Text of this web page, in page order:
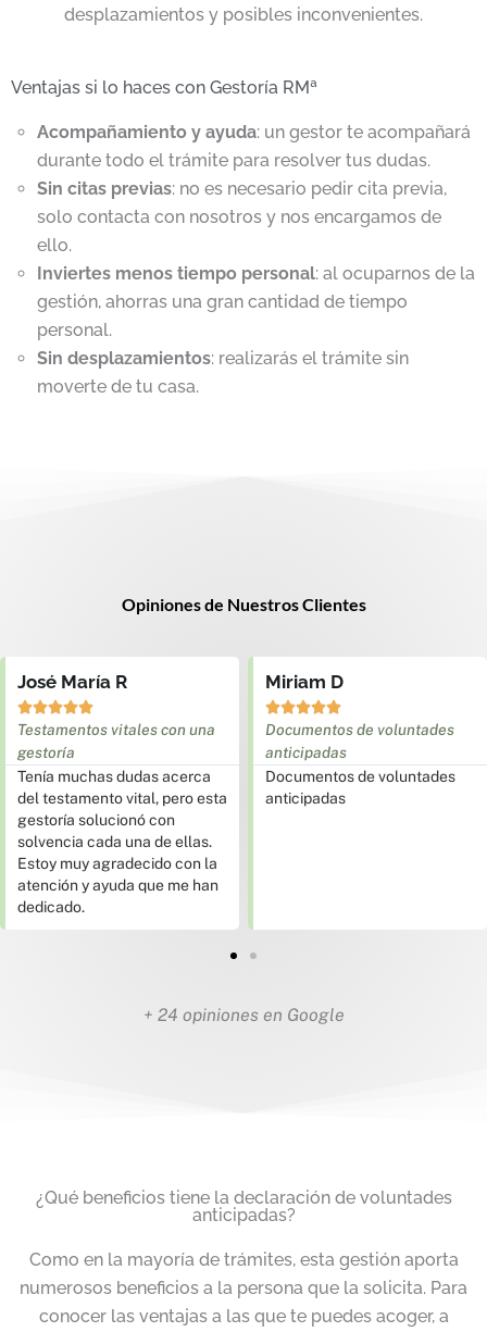
desplazamientos y posibles inconvenientes.
Ventajas si lo haces con Gestoría RMª
Acompañamiento y ayuda: un gestor te acompañará
durante todo el trámite para resolver tus dudas.
Sin citas previas: no es necesario pedir cita previa,
solo contacta con nosotros y nos encargamos de
ello.
Inviertes menos tiempo personal: al ocuparnos de la
gestión, ahorras una gran cantidad de tiempo
personal.
Sin desplazamientos: realizarás el trámite sin
moverte de tu casa.
Opiniones de Nuestros Clientes
José María R

Testamentos vitales con una
gestoría
Tenía muchas dudas acerca
del testamento vital, pero esta
gestoría solucionó con
solvencia cada una de ellas.
Estoy muy agradecido con la
atención y ayuda que me han
dedicado.
Miriam D

Documentos de voluntades
anticipadas
Documentos de voluntades
anticipadas
+ 24 opiniones en Google
¿Qué beneficios tiene la declaración de voluntades
anticipadas?
Como en la mayoría de trámites, esta gestión aporta
numerosos beneficios a la persona que la solicita. Para
conocer las ventajas a las que te puedes acoger, a